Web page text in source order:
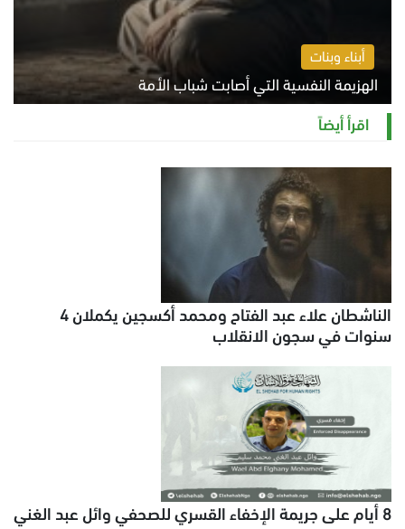
أبناء وبنات
الهزيمة النفسية التي أصابت شباب الأمة
الخميس 6 أغسطس 2026 11:12 ص
اقرأ أيضاً
الناشطان علاء عبد الفتاح ومحمد أكسجين يكملان 4
سنوات في سجون الانقلاب
8 أيام على جريمة الإخفاء القسري للصحفي وائل عبد الغني